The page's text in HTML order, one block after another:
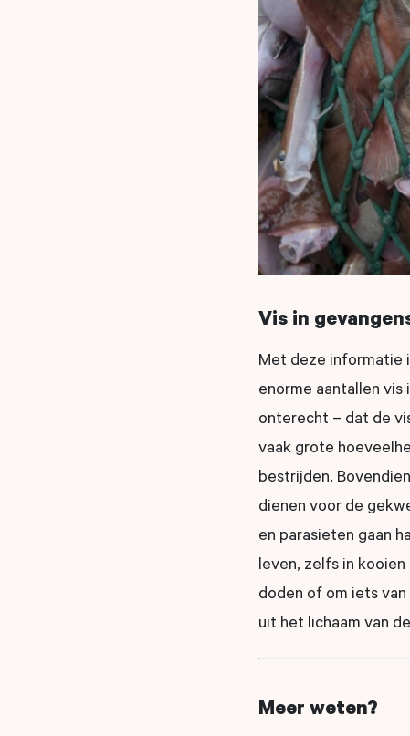
Vis in
Met deze informatie
enorme aantallen
onterecht – dat de
vaak grote
bestrijden.
dienen voor de
en parasieten gaan
leven, zelfs in
doden of om iets
uit het lichaam van
Meer weten?